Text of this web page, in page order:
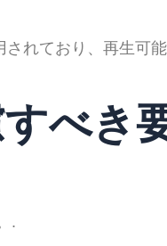
れており、再生可
べき
.